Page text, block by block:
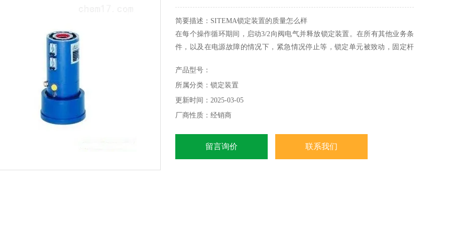
简要描述：SITEMA锁定装置的质量怎么样
在每个操作循环期间，启动3/2向阀电气并释放锁定装置。在所有其他业务条
件，以及在电源故障的情况下，紧急情况停止等，锁定单元被致动，固定杆
产品型号：
所属分类：锁定装置
更新时间：2025-03-05
厂商性质：经销商
留言询价 联系我们